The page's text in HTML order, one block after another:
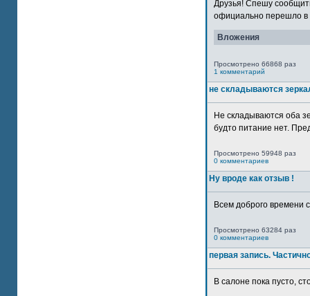
Друзья! Спешу
официально перешло в
Вложения
Просмотрено 66868 раз
1 комментарий
не складываются
Не складываются оба
будто питание нет.
Просмотрено 59948 раз
0 комментариев
Ну вроде как отзыв !
Всем доброго времени
Просмотрено 63284 раз
0 комментариев
первая запись.
В салоне пока пусто,